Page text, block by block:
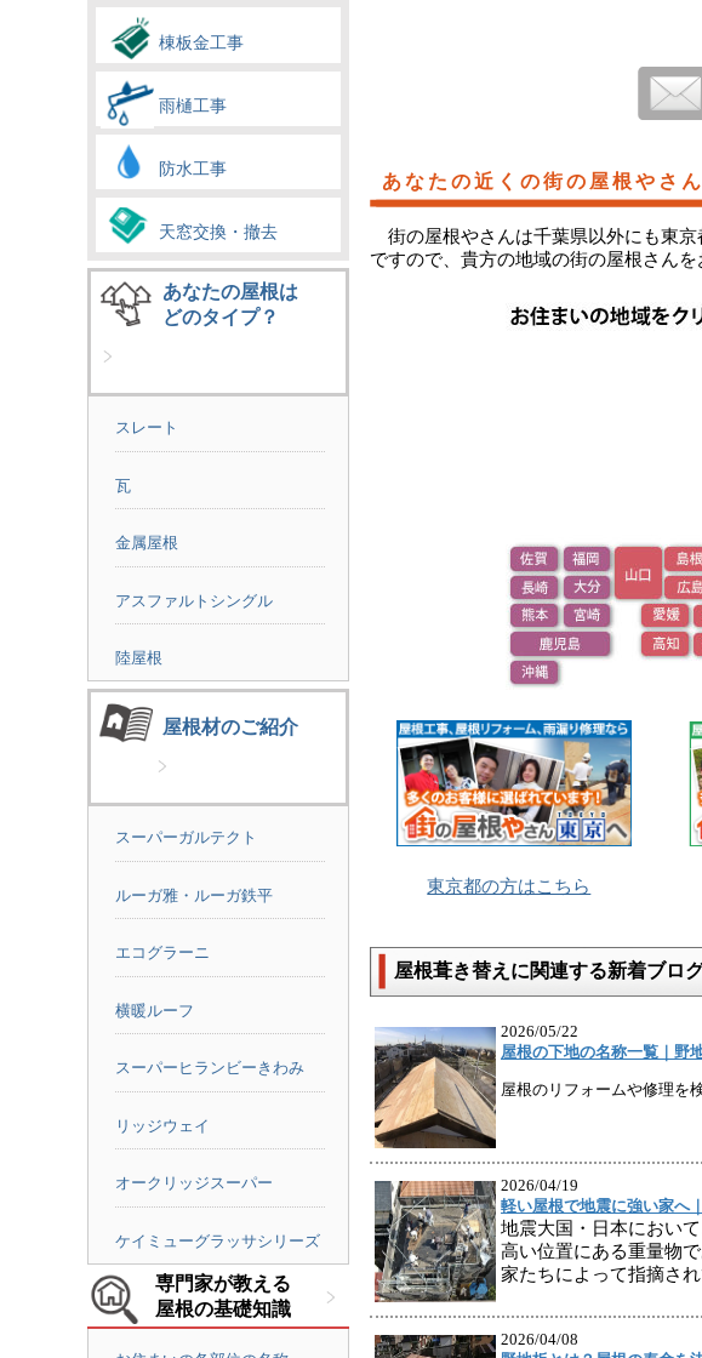
棟板金工事
雨樋工事
防水工事
天窓交換・撤去
あなたの屋根は
どのタイプ？
スレート
瓦
金属屋根
アスファルトシングル
陸屋根
屋根材のご紹介
スーパーガルテクト
ルーガ雅・ルーガ鉄平
エコグラーニ
横暖ルーフ
スーパーヒランビーきわみ
リッジウェイ
オークリッジスーパー
ケイミューグラッサシリーズ
専門家が教える
屋根の基礎知識
あなたの近くの街の屋根やさ
街の屋根やさんは千葉県以外にも東
ですので、貴方の地域の街の屋根さんを
東京都の方はこちら
屋根葺き替えに関連する新着ブロ
2026/05/22
屋根の下地の名称一覧｜野
屋根のリフォームや修理を
2026/04/19
軽い屋根で地震に強い家へ
地震大国・日本におい
高い位置にある重量物
家たちによって指摘され
2026/04/08